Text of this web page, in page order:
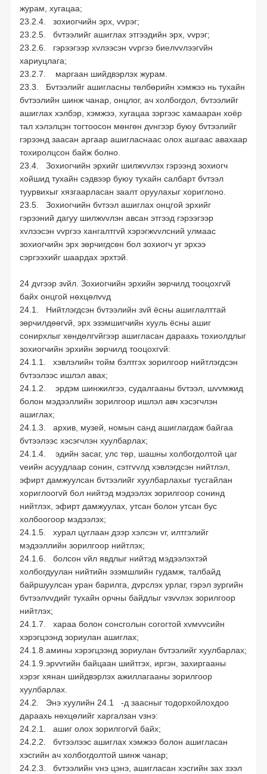
журам, хугацаа;
23.2.4. зохиогчийн эрх, vvрэг;
23.2.5. бvтээлийг ашиглах этгээдийн эрх, vvрэг;
23.2.6. гэрээгээр хvлээсэн vvргээ биелvvлээгvйн
хариуцлага;
23.2.7. маргаан шийдвэрлэх журам.
23.3. Бvтээлийг ашигласны төлбөрийн хэмжээ нь тухайн
бvтээлийн шинж чанар, онцлог, ач холбогдол, бvтээлийг
ашиглах хэлбэр, хэмжээ, хугацаа зэргээс хамааран хоёр
тал хэлэлцэн тогтоосон мөнгөн дvнгээр буюу бvтээлийг
гэрээнд заасан аргаар ашигласнаас олох ашгаас авахаар
тохиролцсон байж болно.
23.4. Зохиогчийн эрхийг шилжvvлэх гэрээнд зохиогч
хойшид тухайн сэдвээр буюу тухайн салбарт бvтээл
туурвихыг хязгаарласан заалт оруулахыг хориглоно.
23.5. Зохиогчийн бvтээл ашиглах онцгой эрхийг
гэрээний дагуу шилжvvлэн авсан этгээд гэрээгээр
хvлээсэн vvргээ хангалтгvй хэрэгжvvлсний улмаас
зохиогчийн эрх зөрчигдсөн бол зохиогч уг эрхээ
сэргээхийг шаардах эрхтэй.
24 дvгээр зvйл. Зохиогчийн эрхийн зөрчилд тооцохгvй
байх онцгой нөхцөлvvд
24.1. Нийтлэгдсэн бvтээлийн зvй ёсны ашиглалттай
зөрчилдөөгvй, эрх эзэмшигчийн хууль ёсны ашиг
сонирхлыг хөндөлгvйгээр ашигласан дараахь тохиолдлыг
зохиогчийн эрхийн зөрчилд тооцохгvй:
24.1.1. хэвлэлийн тойм бэлтгэх зорилгоор нийтлэгдсэн
бvтээлээс ишлэл авах;
24.1.2. эрдэм шинжилгээ, судалгааны бvтээл, шvvмжид
болон мэдээллийн зорилгоор ишлэл авч хэсэгчлэн
ашиглах;
24.1.3. архив, музей, номын санд ашиглагдаж байгаа
бvтээлээс хэсэгчлэн хуулбарлах;
24.1.4. эдийн засаг, улс төр, шашны холбогдолтой цаг
vеийн асуудлаар сонин, сэтгvvлд хэвлэгдсэн нийтлэл,
эфирт дамжуулсан бvтээлийг хуулбарлахыг тусгайлан
хориглоогvй бол нийтэд мэдээлэх зорилгоор сонинд
нийтлэх, эфирт дамжуулах, утсан болон утсан бус
холбоогоор мэдээлэх;
24.1.5. хурал цуглаан дээр хэлсэн vг, илтгэлийг
мэдээллийн зорилгоор нийтлэх;
24.1.6. болсон vйл явдлыг нийтэд мэдээлэхтэй
холбогдуулан нийтийн эзэмшлийн гудамж, талбайд
байршуулсан уран барилга, дvрслэх урлаг, гэрэл зургийн
бvтээлvvдийг тухайн орчны байдлыг vзvvлэх зорилгоор
нийтлэх;
24.1.7. хараа болон сонсголын согогтой хvмvvсийн
хэрэгцээнд зориулан ашиглах;
24.1.8.амины хэрэгцээнд зориулан бvтээлийг хуулбарлах;
24.1.9.эрvvгийн байцаан шийтгэх, иргэн, захиргааны
хэрэг хянан шийдвэрлэх ажиллагааны зорилгоор
хуулбарлах.
24.2. Энэ хуулийн 24.1 -д заасныг тодорхойлохдоо
дараахь нөхцөлийг харгалзан vзнэ:
24.2.1. ашиг олох зорилгогvй байх;
24.2.2. бvтээлээс ашиглах хэмжээ болон ашигласан
хэсгийн ач холбогдолтой шинж чанар;
24.2.3. бvтээлийн vнэ цэнэ, ашигласан хэсгийн зах зээл